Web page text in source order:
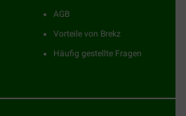
AGB
Vorteile von Brekz
Häufig gestellte Fragen